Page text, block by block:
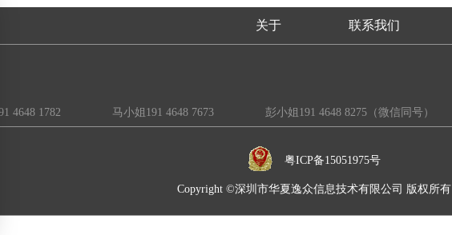
关于 联系我们
4648 1782 马小姐191 4648 7673 彭小姐191 4648 8275（微信同号）
粤ICP备15051975号
Copyright ©深圳市华夏逸众信息技术有限公司 版权所有